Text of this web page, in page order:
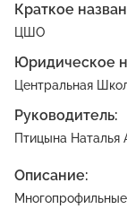
Краткое
ЦШО
Юридическое
Центральная
Руководитель:
Птицына Наталья
Описание: